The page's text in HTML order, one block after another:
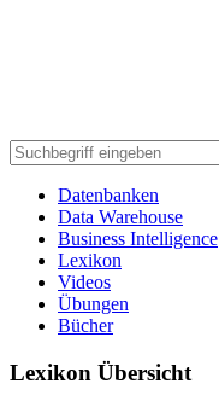
Datenbanken
Data Warehouse
Business Intelligence
Lexikon
Videos
Übungen
Bücher
Lexikon Übersicht